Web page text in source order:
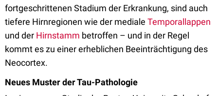
fortgeschrittenen Stadium der Erkrankung, sind auch
tiefere Hirnregionen wie der mediale Temporallappen
und der Hirnstamm betroffen – und in der Regel
kommt es zu einer erheblichen Beeinträchtigung des
Neocortex.
Neues Muster der Tau-Pathologie